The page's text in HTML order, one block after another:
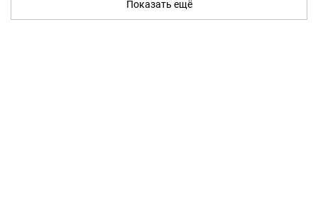
Показать ещё